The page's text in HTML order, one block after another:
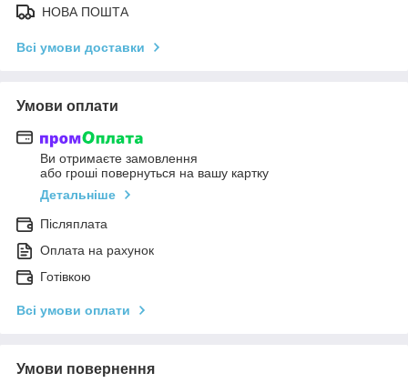
НОВА ПОШТА
Всі умови доставки
Умови оплати
Ви отримаєте замовлення
або гроші повернуться на вашу картку
Детальніше
Післяплата
Оплата на рахунок
Готівкою
Всі умови оплати
Умови повернення